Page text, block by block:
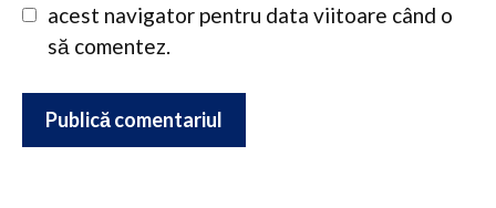
acest navigator pentru data viitoare când o
să comentez.